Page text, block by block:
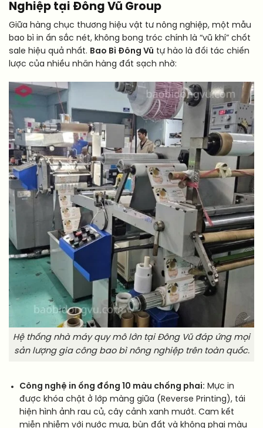
Nghiệp tại Đông Vũ Group
Giữa hàng chục thương hiệu vật tư nông nghiệp, một mẫu
bao bì in ấn sắc nét, không bong tróc chính là “vũ khí” chốt
sale hiệu quả nhất. Bao Bì Đông Vũ tự hào là đối tác chiến
lược của nhiều nhãn hàng đất sạch nhờ:
Hệ thống nhà máy quy mô lớn tại Đông Vũ đáp ứng mọi
sản lượng gia công bao bì nông nghiệp trên toàn quốc.
Công nghệ in ống đồng 10 màu chống phai: Mực in
được khóa chặt ở lớp màng giữa (Reverse Printing), tái
hiện hình ảnh rau củ, cây cảnh xanh mướt. Cam kết
miễn nhiễm với nước mưa, bùn đất và không phai màu